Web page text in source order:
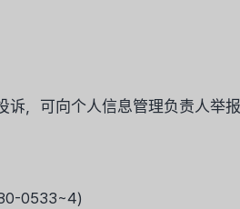
，可向个人信息管理负责人举
0533~4)